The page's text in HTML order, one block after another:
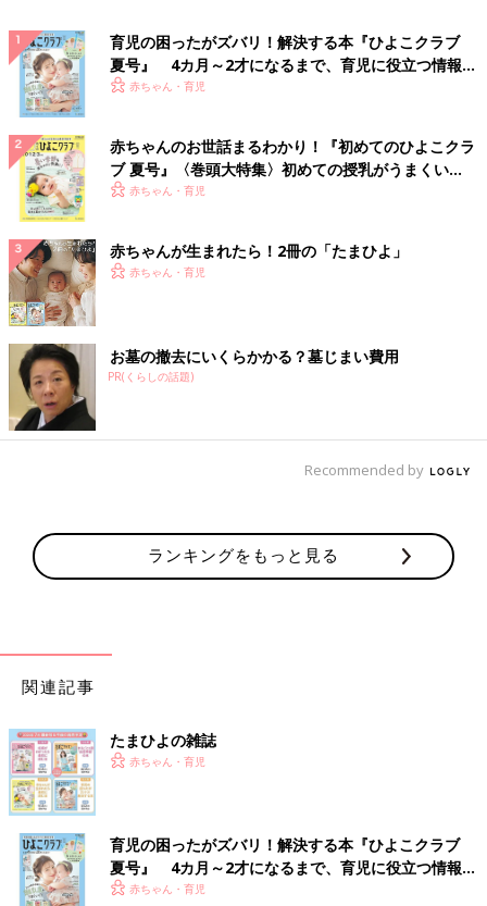
育児の困ったがズバリ！解決する本『ひよこクラブ
夏号』 4カ月～2才になるまで、育児に役立つ情報が
いっぱい！
赤ちゃん・育児
赤ちゃんのお世話まるわかり！『初めてのひよこクラ
ブ 夏号』〈巻頭大特集〉初めての授乳がうまくい
く！ おっぱい・ミルクの基本と夏のトラブル 解決テ
赤ちゃん・育児
赤ちゃんが生まれたら！2冊の「たまひよ」
赤ちゃん・育児
お墓の撤去にいくらかかる？墓じまい費用
PR(くらしの話題)
Recommended by
ランキングをもっと見る
関連記事
たまひよの雑誌
赤ちゃん・育児
育児の困ったがズバリ！解決する本『ひよこクラブ
夏号』 4カ月～2才になるまで、育児に役立つ情報が
いっぱい！
赤ちゃん・育児